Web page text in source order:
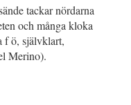
tackar nördarna
och många kloka
f ö, självklart,
Merino).